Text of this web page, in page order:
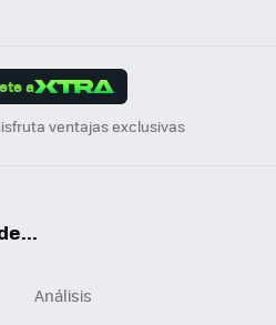
a
ventajas exclusivas
Análisis